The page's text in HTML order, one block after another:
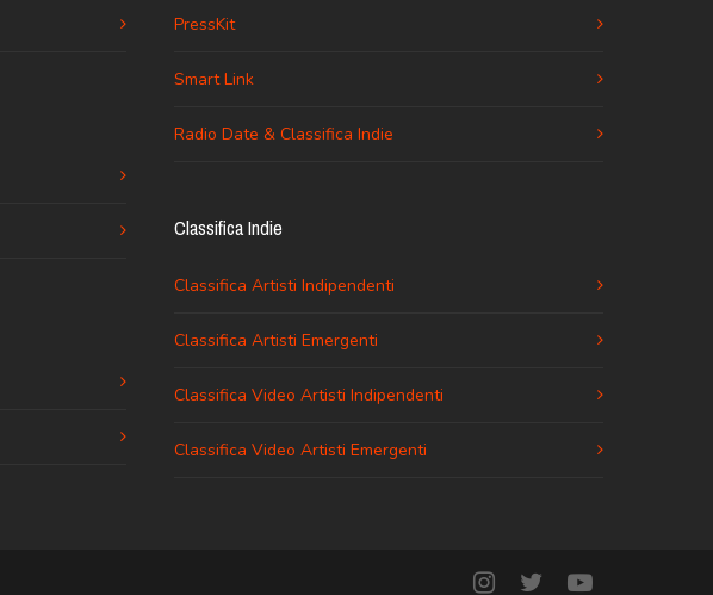
PressKit
Smart Link
Radio Date & Classifica Indie
Classifica Indie
Classifica Artisti Indipendenti
Classifica Artisti Emergenti
Classifica Video Artisti Indipendenti
Classifica Video Artisti Emergenti